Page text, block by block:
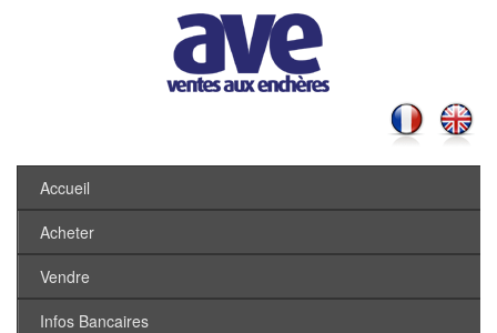
Accueil
Acheter
Vendre
Infos Bancaires